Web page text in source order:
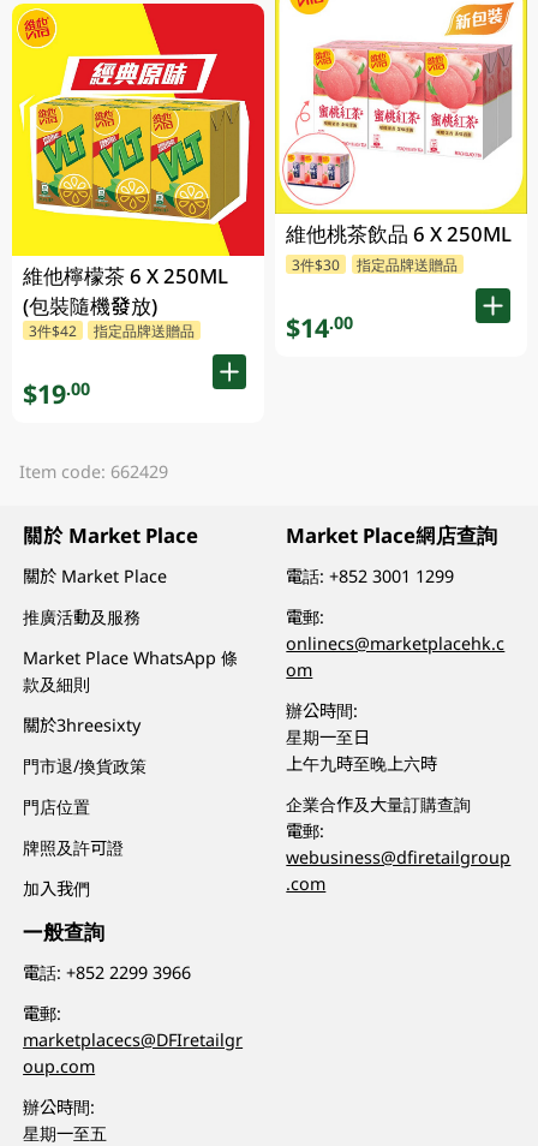
維他檸檬茶 6 X 250ML
(包裝隨機發放)
3件$42 指定品牌送贈品
$19.00
維他桃茶飲品 6 X 250ML
3件$30 指定品牌送贈品
$14.00
Item code: 662429
關於 Market Place
關於 Market Place
推廣活動及服務
Market Place WhatsApp 條
款及細則
關於3hreesixty
門市退/換貨政策
門店位置
牌照及許可證
加入我們
一般查詢
電話:+852 2299 3966
電郵:
marketplacecs@DFIretailgr
oup.com
辦公時間:
星期一至五
Market Place網店查詢
電話:+852 3001 1299
電郵:
onlinecs@marketplacehk.c
om
辦公時間:
星期一至日
上午九時至晚上六時
企業合作及大量訂購查詢
電郵:
webusiness@dfiretailgroup
.com